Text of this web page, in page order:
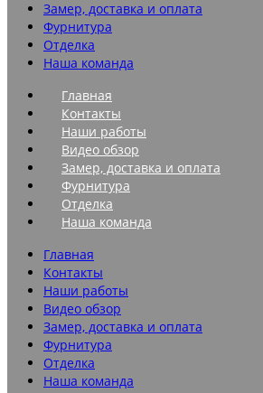
Замер, доставка и оплата
Фурнитура
Отделка
Наша команда
Главная
Контакты
Наши работы
Видео обзор
Замер, доставка и оплата
Фурнитура
Отделка
Наша команда
Главная
Контакты
Наши работы
Видео обзор
Замер, доставка и оплата
Фурнитура
Отделка
Наша команда